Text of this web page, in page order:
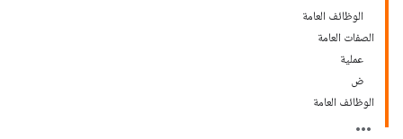
الوظائف العامة
الصفات العامة
عملية
ض
الوظائف العامة